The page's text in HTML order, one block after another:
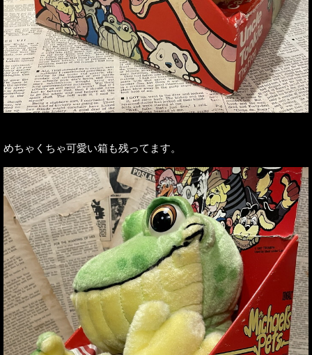
めちゃくちゃ可愛い箱も残ってます。